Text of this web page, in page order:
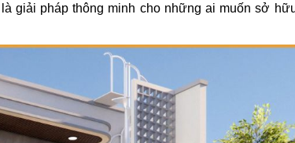
giải pháp thông minh cho những ai muốn sở